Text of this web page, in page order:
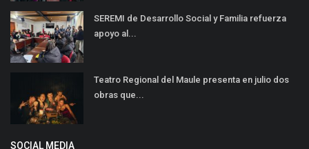
SEREMI de Desarrollo Social y Familia refuerza
apoyo al...
Teatro Regional del Maule presenta en julio dos
obras que...
SOCIAL MEDIA